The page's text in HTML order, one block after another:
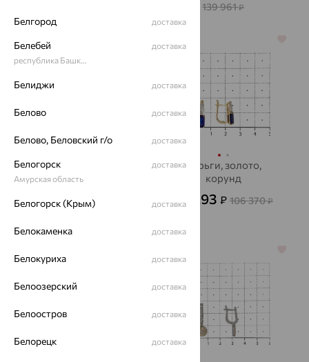
139 961₽
64%
Серьги, золото,
аметист, EFREMOV
52 401₽ 145 559
Серьги, золото,
корунд
38 293 ₽ 106 370₽
Белгород доставка
Белебей
республика Башкортостан
доставка
Белиджи доставка
Белово доставка
Белово, Беловский г/о доставка
Белогорск
Амурская область
доставка
Белогорск (Крым) доставка
Белокаменка доставка
Белокуриха доставка
Белоозерский доставка
Белоостров доставка
Белорецк доставка